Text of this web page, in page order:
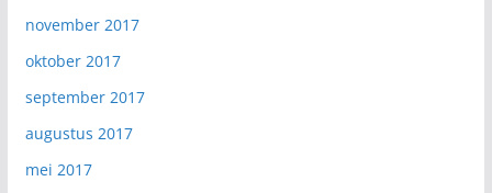
november 2017
oktober 2017
september 2017
augustus 2017
mei 2017